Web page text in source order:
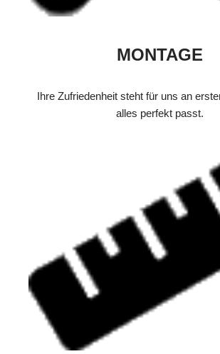
MONTAGE
Ihre Zufriedenheit steht für uns an
alles perfekt passt.